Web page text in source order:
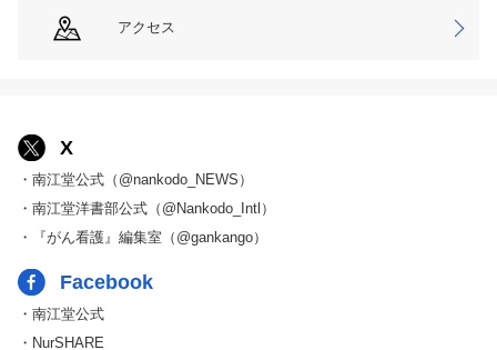
アクセス
X
・南江堂公式（@nankodo_NEWS）
・南江堂洋書部公式（@Nankodo_Intl）
・『がん看護』編集室（@gankango）
Facebook
・南江堂公式
・NurSHARE